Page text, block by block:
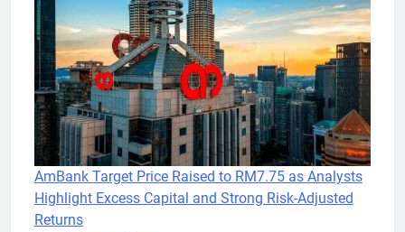
AmBank Target Price Raised to RM7.75 as Analysts
Highlight Excess Capital and Strong Risk-Adjusted
Returns